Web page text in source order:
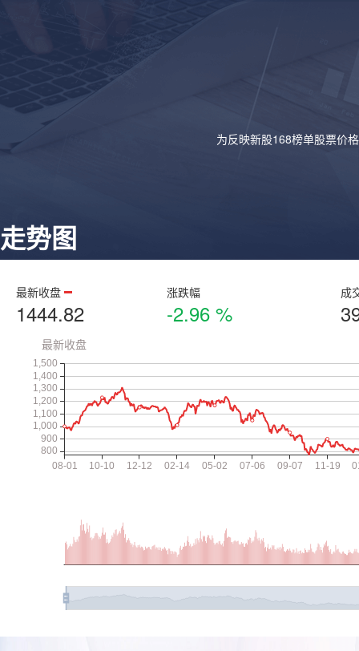
为反映新股168榜单股票价
走势图
最新收盘
1444.82
涨跌幅
-2.96 %
成